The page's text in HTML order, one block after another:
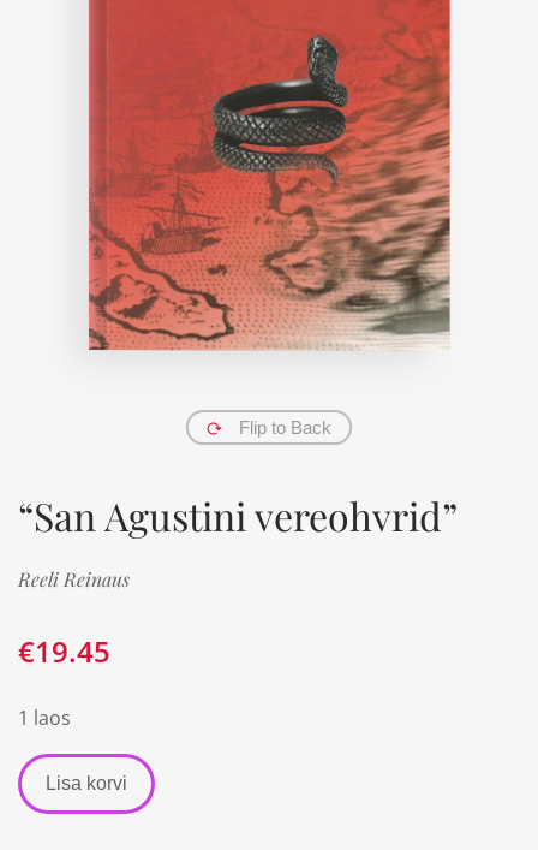
Flip to Back
“San Agustini vereohvrid”
Reeli Reinaus
€19.45
1 laos
Lisa korvi